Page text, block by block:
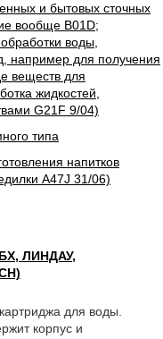
и бытовых сточных
вообще B01D;
воды,
например для получения
веществ для
жидкостей,
G21F 9/04)
типа
напитков
A47J 31/06)
ЛИНДАУ,
для воды.
корпус и